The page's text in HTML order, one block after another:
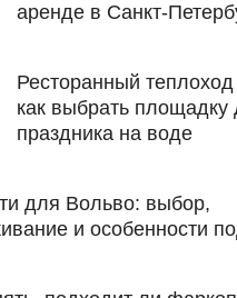
аренде в Санкт-
Ресторанный
как выбрать площадку
праздника на воде
для Вольво: выбор,
и особенности